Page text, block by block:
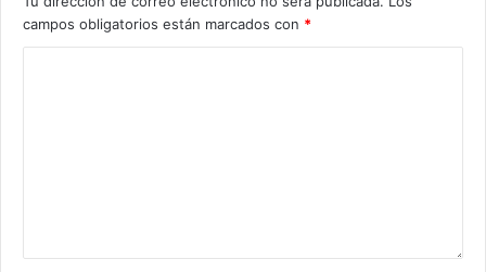
campos obligatorios están marcados con *